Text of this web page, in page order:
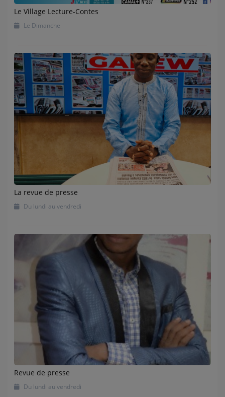
Le Village Lecture-Contes
Le Dimanche
La revue de presse
Du lundi au vendredi
Revue de presse
Du lundi au vendredi